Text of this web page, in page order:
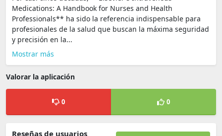
Medications: A Handbook for Nurses and Health
Professionals** ha sido la referencia indispensable para
profesionales de la salud que buscan la máxima seguridad
y precisión en la...
Mostrar más
Valorar la aplicación
0 0
Reseñas de usuarios